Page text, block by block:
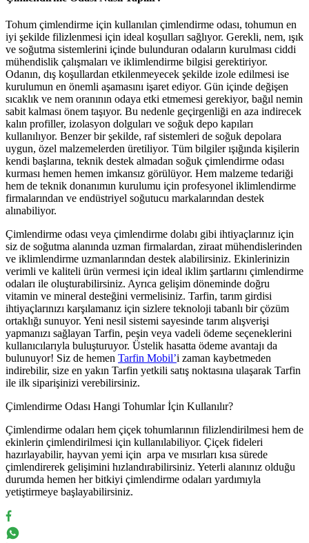
Tohum çimlendirme için kullanılan çimlendirme odası, tohumun en
iyi şekilde filizlenmesi için ideal koşulları sağlıyor. Gerekli, nem, ışık
ve soğutma sistemlerini içinde bulunduran odaların kurulması ciddi
mühendislik çalışmaları ve iklimlendirme bilgisi gerektiriyor.
Odanın, dış koşullardan etkilenmeyecek şekilde izole edilmesi ise
kurulumun en önemli aşamasını işaret ediyor. Gün içinde değişen
sıcaklık ve nem oranının odaya etki etmemesi gerekiyor, bağıl nemin
sabit kalması önem taşıyor. Bu nedenle geçirgenliği en aza indirecek
kalın profiller, izolasyon dolguları ve soğuk depo kapıları
kullanılıyor. Benzer bir şekilde, raf sistemleri de soğuk depolara
uygun, özel malzemelerden üretiliyor. Tüm bilgiler ışığında kişilerin
kendi başlarına, teknik destek almadan soğuk çimlendirme odası
kurması hemen hemen imkansız görülüyor. Hem malzeme tedariği
hem de teknik donanımın kurulumu için profesyonel iklimlendirme
firmalarından ve endüstriyel soğutucu markalarından destek
alınabiliyor.
Çimlendirme odası veya çimlendirme dolabı gibi ihtiyaçlarınız için
siz de soğutma alanında uzman firmalardan, ziraat mühendislerinden
ve iklimlendirme uzmanlarından destek alabilirsiniz. Ekinlerinizin
verimli ve kaliteli ürün vermesi için ideal iklim şartlarını çimlendirme
odaları ile oluşturabilirsiniz. Ayrıca gelişim döneminde doğru
vitamin ve mineral desteğini vermelisiniz. Tarfin, tarım girdisi
ihtiyaçlarınızı karşılamanız için sizlere teknoloji tabanlı bir çözüm
ortaklığı sunuyor. Yeni nesil sistemi sayesinde tarım alışverişi
yapmanızı sağlayan Tarfin, peşin veya vadeli ödeme seçeneklerini
kullanıcılarıyla buluşturuyor. Üstelik hasatta ödeme avantajı da
bulunuyor! Siz de hemen Tarfin Mobil’i zaman kaybetmeden
indirebilir, size en yakın Tarfin yetkili satış noktasına ulaşarak Tarfin
ile ilk siparişinizi verebilirsiniz.
Çimlendirme Odası Hangi Tohumlar İçin Kullanılır?
Çimlendirme odaları hem çiçek tohumlarının filizlendirilmesi hem de
ekinlerin çimlendirilmesi için kullanılabiliyor. Çiçek fideleri
hazırlayabilir, hayvan yemi için arpa ve mısırları kısa sürede
çimlendirerek gelişimini hızlandırabilirsiniz. Yeterli alanınız olduğu
durumda hemen her bitkiyi çimlendirme odaları yardımıyla
yetiştirmeye başlayabilirsiniz.